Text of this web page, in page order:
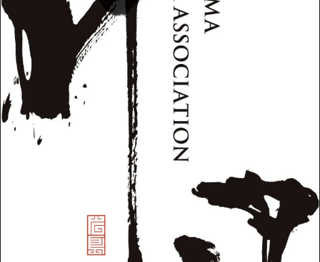
お役立ち情報
事前・事後学習
提供資料のご案内
オンライン相談窓口
公募入札情報
ひろしま観光大使
運営について
新着情報
HITについて